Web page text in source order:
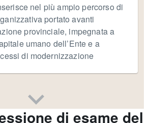
nel più ampio percorso di
portato avanti
provinciale, impegnata a
umano dell’Ente e a
di modernizzazione
di esame del